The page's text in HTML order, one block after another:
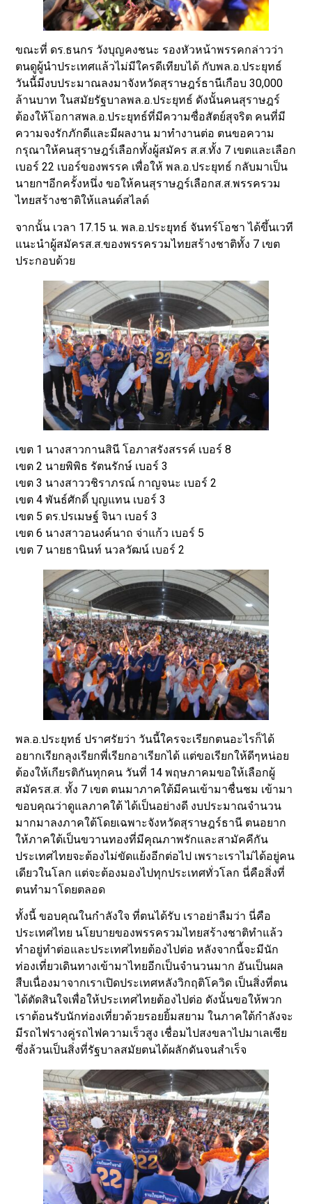
ขณะที่ ดร.ธนกร วังบุญคงชนะ รองหัวหน้าพรรคกล่าวว่า
ตนดูผู้นำประเทศแล้วไม่มีใครดีเทียบได้ กับพล.อ.ประยุทธ์
วันนี้มีงบประมาณลงมาจังหวัดสุราษฎร์ธานีเกือบ 30,000
ล้านบาท ในสมัยรัฐบาลพล.อ.ประยุทธ์ ดังนั้นคนสุราษฎร์
ต้องให้โอกาสพล.อ.ประยุทธ์ที่มีความซื่อสัตย์สุจริต คนที่มี
ความจงรักภักดีและมีผลงาน มาทำงานต่อ ตนขอความ
กรุณาให้คนสุราษฎร์เลือกทั้งผู้สมัคร ส.ส.ทั้ง 7 เขตและเลือก
เบอร์ 22 เบอร์ของพรรค เพื่อให้ พล.อ.ประยุทธ์ กลับมาเป็น
นายกฯอีกครั้งหนึ่ง ขอให้คนสุราษฎร์เลือกส.ส.พรรครวม
ไทยสร้างชาติให้แลนด์สไลด์
จากนั้น เวลา 17.15 น. พล.อ.ประยุทธ์ จันทร์โอชา ได้ขึ้นเวที
แนะนำผู้สมัครส.ส.ของพรรครวมไทยสร้างชาติทั้ง 7 เขต
ประกอบด้วย
เขต 1 นางสาวกานสินี โอภาสรังสรรค์ เบอร์ 8
เขต 2 นายพิพิธ รัตนรักษ์ เบอร์ 3
เขต 3 นางสาววชิราภรณ์ กาญจนะ เบอร์ 2
เขต 4 พันธ์ศักดิ์ บุญแทน เบอร์ 3
เขต 5 ดร.ปรเมษฐ์ จินา เบอร์ 3
เขต 6 นางสาวอนงค์นาถ จ่าแก้ว เบอร์ 5
เขต 7 นายธานินท์ นวลวัฒน์ เบอร์ 2
พล.อ.ประยุทธ์ ปราศรัยว่า วันนี้ใครจะเรียกตนอะไรก็ได้
อยากเรียกลุงเรียกพี่เรียกอาเรียกได้ แต่ขอเรียกให้ดีๆหน่อย
ต้องให้เกียรติกันทุกคน วันที่ 14 พฤษภาคมขอให้เลือกผู้
สมัครส.ส. ทั้ง 7 เขต ตนมาภาคใต้มีคนเข้ามาชื่นชม เข้ามา
ขอบคุณว่าดูแลภาคใต้ ได้เป็นอย่างดี งบประมาณจำนวน
มากมาลงภาคใต้โดยเฉพาะจังหวัดสุราษฎร์ธานี ตนอยาก
ให้ภาคใต้เป็นขวานทองที่มีคุณภาพรักและสามัคคีกัน
ประเทศไทยจะต้องไม่ขัดแย้งอีกต่อไป เพราะเราไม่ได้อยู่คน
เดียวในโลก แต่จะต้องมองไปทุกประเทศทั่วโลก นี่คือสิ่งที่
ตนทำมาโดยตลอด
ทั้งนี้ ขอบคุณในกำลังใจ ที่ตนได้รับ เราอย่าลืมว่า นี่คือ
ประเทศไทย นโยบายของพรรครวมไทยสร้างชาติทำแล้ว
ทำอยู่ทำต่อและประเทศไทยต้องไปต่อ หลังจากนี้จะมีนัก
ท่องเที่ยวเดินทางเข้ามาไทยอีกเป็นจำนวนมาก อันเป็นผล
สืบเนื่องมาจากเราเปิดประเทศหลังวิกฤติโควิด เป็นสิ่งที่ตน
ได้ตัดสินใจเพื่อให้ประเทศไทยต้องไปต่อ ดังนั้นขอให้พวก
เราต้อนรับนักท่องเที่ยวด้วยรอยยิ้มสยาม ในภาคใต้กำลังจะ
มีรถไฟรางคู่รถไฟความเร็วสูง เชื่อมไปสงขลาไปมาเลเซีย
ซึ่งล้วนเป็นสิ่งที่รัฐบาลสมัยตนได้ผลักดันจนสำเร็จ